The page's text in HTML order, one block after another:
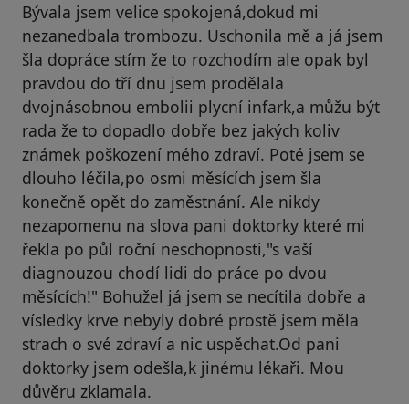
Bývala jsem velice spokojená,dokud mi
nezanedbala trombozu. Uschonila mě a já jsem
šla dopráce stím že to rozchodím ale opak byl
pravdou do tří dnu jsem prodělala
dvojnásobnou embolii plycní infark,a můžu být
rada že to dopadlo dobře bez jakých koliv
známek poškození mého zdraví. Poté jsem se
dlouho léčila,po osmi měsících jsem šla
konečně opět do zaměstnání. Ale nikdy
nezapomenu na slova pani doktorky které mi
řekla po půl roční neschopnosti,"s vaší
diagnouzou chodí lidi do práce po dvou
měsících!" Bohužel já jsem se necítila dobře a
vísledky krve nebyly dobré prostě jsem měla
strach o své zdraví a nic uspěchat.Od pani
doktorky jsem odešla,k jinému lékaři. Mou
důvěru zklamala.